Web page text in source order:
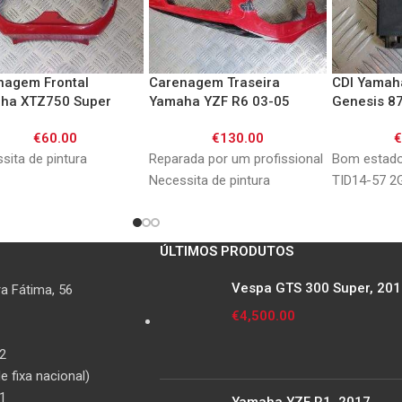
Frontal
XTZ750 Super
€60.00
de pintura
Carenagem Traseira
Yamaha YZF R6 03-05
€130.00
Reparada por um profissional
Necessita de pintura
CDI
Genesis
€
Bom
TID14-57
Fátima, 56
fixa nacional)
ÚLTIMOS PRODUTOS
Vespa GTS 300 Super,
€4,500.00